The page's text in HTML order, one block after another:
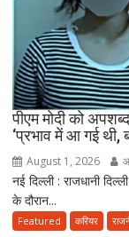
पीएम मोदी को
‘प्रभाव में आ गई थी,
August 1, 2026
नई दिल्ली : राजधानी
के दौरान...
Featured करियर